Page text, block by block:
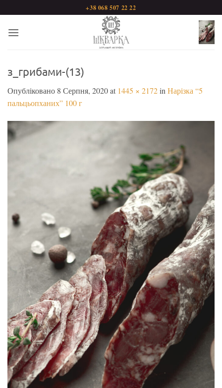
+38 068 507 22 22
з_грибами-(13)
Опубліковано 8 Серпня, 2020at 1445 × 2172in Нарізка “5
пальцьопханих” 100 г